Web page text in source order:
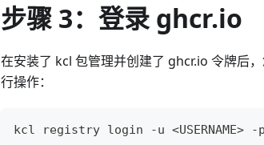
步骤 3：登录 ghcr.io
在安装了 kcl 包管理并创建了 ghcr.io 令牌后
行操作：
kcl registry login -u <USERNAME> -